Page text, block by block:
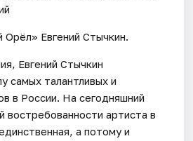
Орёл» Евгений Стычкин.
Евгений Стычкин
самых талантливых и
в России. На сегодняшний
востребованности артиста в
а потому и